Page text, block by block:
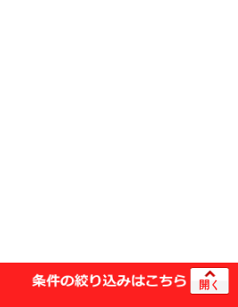
開く